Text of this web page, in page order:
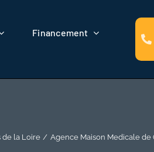
Financement
de la Loire Agence Maison Medicale de